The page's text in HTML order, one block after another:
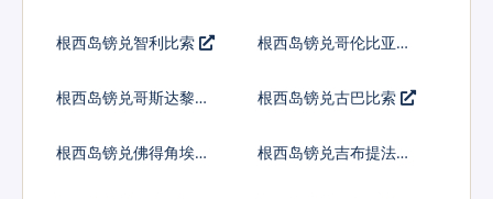
根西岛镑兑智利比索
根西岛镑兑哥伦比亚比
根西岛镑兑哥斯达黎加
根西岛镑兑古巴比索
根西岛镑兑佛得角埃斯
根西岛镑兑吉布提法郎